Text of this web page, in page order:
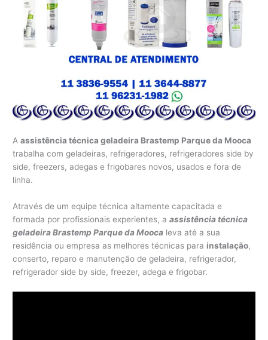
Aassistência técnica geladeira Brastemp Parque da Mooca
trabalha com geladeiras, refrigeradores, refrigeradores side by
side, freezers, adegas e frigobares novos, usados e fora de
linha.
Através de um equipe técnica altamente capacitada e
formada por profissionais experientes, aassistência técnica
geladeira Brastemp Parque da Mooca leva até a sua
residência ou empresa as melhores técnicas para instalação,
conserto, reparo e manutenção de geladeira, refrigerador,
refrigerador side by side, freezer, adega e frigobar.